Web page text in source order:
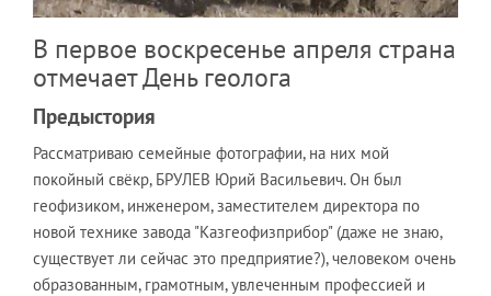
В первое воскресенье апреля страна
отмечает День геолога
Предыстория
Рассматриваю семейные фотографии, на них мой
покойный свёкр, БРУЛЕВ Юрий Васильевич. Он был
геофизиком, инженером, заместителем директора по
новой технике завода "Казгеофизприбор" (даже не знаю,
существует ли сейчас это предприятие?), человеком очень
образованным, грамотным, увлеченным профессией и